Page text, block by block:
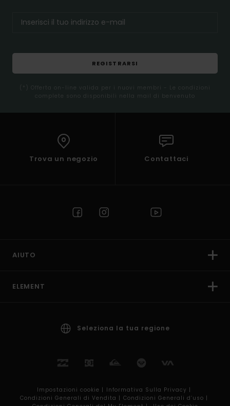
REGISTRARSI
(*) Offerta on-line valida per i nuovi membri - Le condizioni
complete sono disponibili nella mail di benvenuto
Trova un negozio Contattaci
AIUTO
ELEMENT
Seleziona la tua regione
Impostazioni cookie | Informativa Sulla Privacy |
Condizioni Generali di Vendita | Condizioni Generali d’uso |